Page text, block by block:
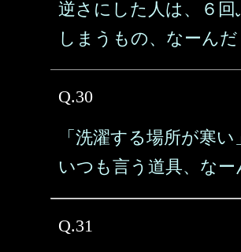
逆さにした人は、６回
しまうもの、なーんだ
Q.30
「洗濯する場所が寒い
いつも言う道具、なー
Q.31